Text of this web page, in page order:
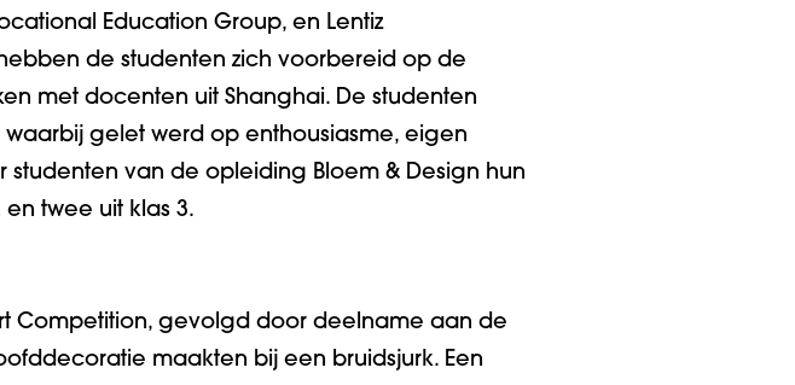
Education Group, en Lentiz
de studenten zich voorbereid op de
met docenten uit Shanghai. De studenten
gelet werd op enthousiasme, eigen
van de opleiding Bloem & Design hun
twee uit klas 3.
Competition, gevolgd door deelname aan de
maakten bij een bruidsjurk. Een